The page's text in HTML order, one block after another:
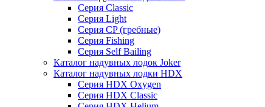
Серия Classic
Серия Light
Серия CP (гребные)
Серия Fishing
Серия Self Bailing
Каталог надувных лодок Joker
Каталог надувных лодки HDX
Серия HDX Oxygen
Серия HDX Classic